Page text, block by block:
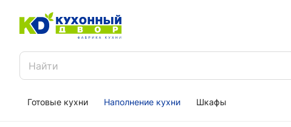
Готовые кухни Наполнение кухни Шкафы